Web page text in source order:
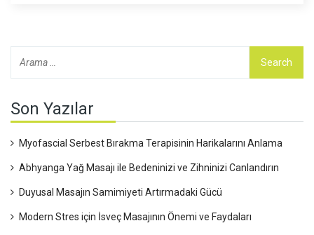
olan bu masajın detaylarına inelim.
Son Yazılar
Myofascial Serbest Bırakma Terapisinin Harikalarını Anlama
Abhyanga Yağ Masajı ile Bedeninizi ve Zihninizi Canlandırın
Duyusal Masajın Samimiyeti Artırmadaki Gücü
Modern Stres için İsveç Masajının Önemi ve Faydaları